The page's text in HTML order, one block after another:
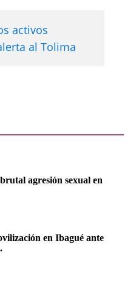
activos
al Tolima
agresión sexual en
en Ibagué ante